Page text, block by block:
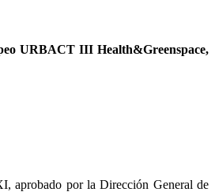
URBACT III Health&Greenspace,
aprobado por la Dirección General de